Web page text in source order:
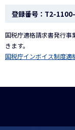
登録番号：T2-
国税庁適格請求書発行事
きます。
国税庁インボイス制度適